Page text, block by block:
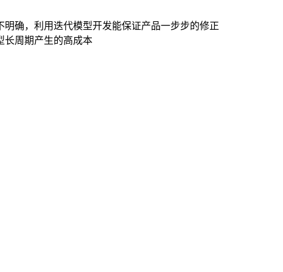
确，利用迭代模型开发能保证产品一步步的修正
长周期产生的高成本